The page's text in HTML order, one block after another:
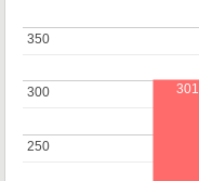
250
250
300
300
350
350
301